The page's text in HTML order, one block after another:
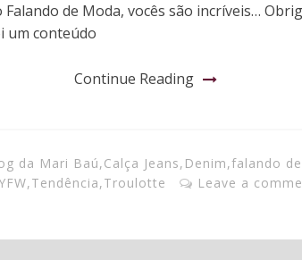
de Moda, vocês são incríveis…
um conteúdo
Continue Reading
da Mari Baú,Calça Jeans, Denim,falando
,Tendência,Troulotte Leave a